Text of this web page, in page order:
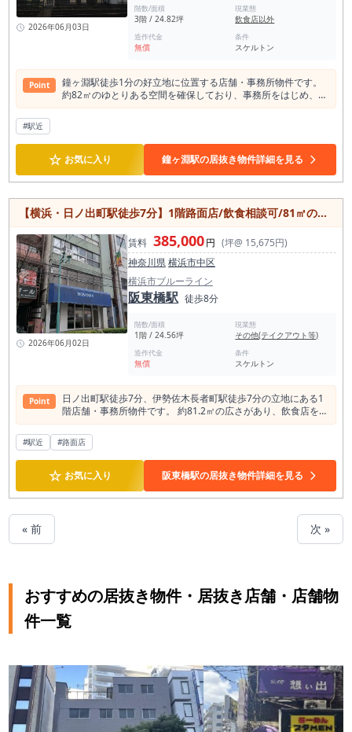
2026年06月03日
階数/面積
3階 / 24.82坪
現業態
飲食店以外
造作代金
無償
条件
スケルトン
Point
鐘ヶ淵駅徒歩1分の好立地に位置する店舗・事務所物件です。
約82㎡のゆとりある空間を確保しており、事務所をはじめ、各
種スクール、クリニック、サービス店舗など幅広い用途でご利
す。 土日祝日の利用も可能で、営業時間の自由度が高いのもポ
イント。 動力設備があるため、業種によっては設備導入の選択
肢も広がります。 駅から徒歩1分というアクセスの良さは、従
業員の通勤や来店されるお客様の利便性向上にもつながりま
す。 即入居可能のため、移転や新規開業をお考えの方はぜひご
検討ください。
#駅近
☆ お気に入り 鐘ヶ淵駅の居抜き物件詳細を見る
【横浜・日ノ出町駅徒歩7分】1階路面店/飲食相談可/81㎡の店舗・事務所
2026年06月02日
賃料 385,000円 (坪@ 15,675円)
神奈川県横浜市中区
横浜市ブルーライン
阪東橋駅 徒歩8分
階数/面積
1階 / 24.56坪
現業態
その他(テイクアウト等)
造作代金
無償
条件
スケルトン
Point
日ノ出町駅徒歩7分、伊勢佐木長者町駅徒歩7分の立地にある1
階店舗・事務所物件です。 約81.2㎡の広さがあり、飲食店をは
じめ、物販店やサービス店舗、各種事務所など幅広い業種でご
相談いただけます。 周辺には住宅や商業施設が集まり、地域住
民の利用はもちろん、関内エリアへのアクセスも良好なため、
多様な集客が期待できる環境です。 専有部分にトイレを備えて
おり、店舗運営にも便利。現状渡しのため、業態やコンセプト
に合わせた内装づくりが可能です。 保証金は6ヶ月、解約時の
保証金償却は20％となります。新規開業や移転をご検討中の方
はぜひご相談ください。 飲食店、物販店、美容関連、サービス
#駅近 #路面店
☆ お気に入り 阪東橋駅の居抜き物件詳細を見る
« 前 次 »
おすすめの居抜き物件・居抜き店舗・店舗物
件一覧